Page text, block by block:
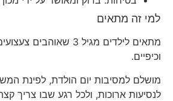
למי זה מתאים
מתאים לילדים מגיל 3
וכיפיים.
מושלם למסיבות יום הולדת, לפינת
לנסיעות ארוכות, ולכל רגע שבו צריך